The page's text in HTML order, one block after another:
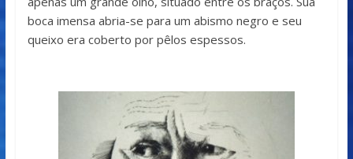
boca imensa abria-se para um abismo negro e seu
queixo era coberto por pêlos espessos.